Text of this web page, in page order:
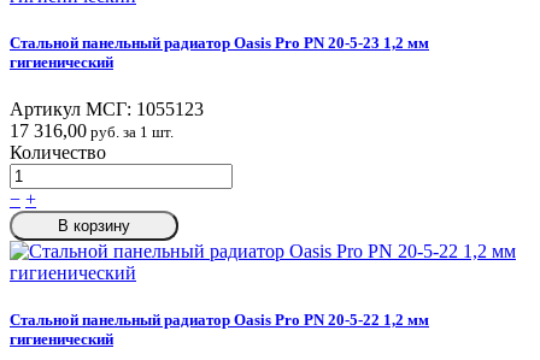
Стальной панельный радиатор Oasis Pro PN 20-5-23 1,2 мм
гигиенический
Артикул МСГ: 1055123
17 316,00 руб. за 1 шт.
Количество
− +
В корзину
Стальной панельный радиатор Oasis Pro PN 20-5-22 1,2 мм
гигиенический